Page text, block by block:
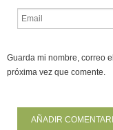
Guarda mi nombre, correo
próxima vez que comente.